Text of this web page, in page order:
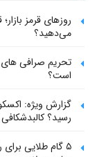
روزهای قرمز
می‌دهید؟
تحریم صرافی های
است؟
گزارش ویژه:
رسید؟
۵ گام طلایی